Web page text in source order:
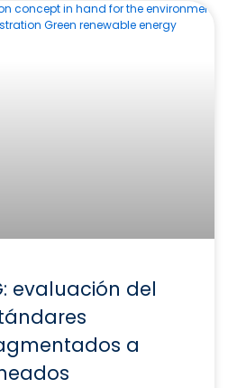
evaluación del
a